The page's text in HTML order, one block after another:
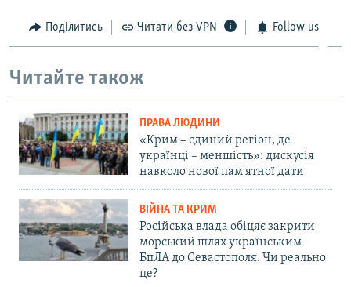
Поділитись Читати без VPN Follow us
Читайте також
ПРАВА ЛЮДИНИ
«Крим – єдиний регіон, де
українці – меншість»: дискусія
навколо нової пам'ятної дати
ВІЙНА ТА КРИМ
Російська влада обіцяє закрити
морський шлях українським
БпЛА до Севастополя. Чи реально
це?